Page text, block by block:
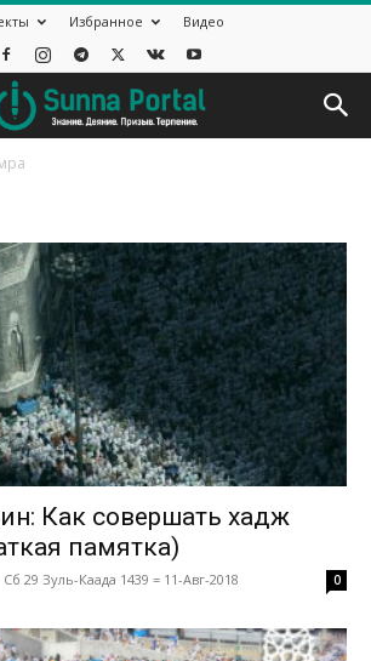
Избранное Видео
Как совершать хадж
памятка)
Сб 29 Зуль-Каада 1439 = 11-Авг-2018 0